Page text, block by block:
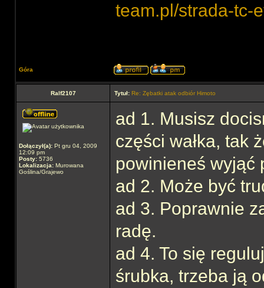
team.pl/strada-tc-
Góra
Ralf2107 Tytuł: Re: Zębatki atak odbiór Himoto
Dołączył(a): Pt gru 04, 2009
12:09 pm
Posty: 5736
Lokalizacja: Murowana
Goślina/Grajewo
ad 1. Musisz
części wałka, tak
powinieneś wyjąć
ad 2. Może być
ad 3. Poprawnie
radę.
ad 4. To się
śrubka, trzeba ją